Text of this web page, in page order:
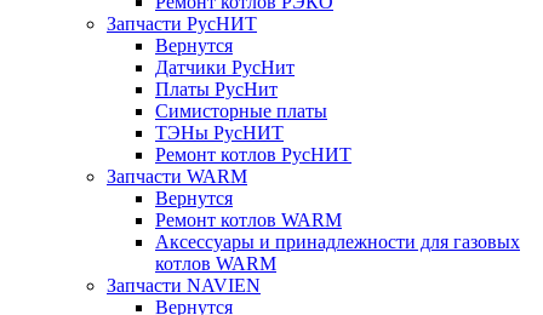
Запчасти РусНИТ
Вернутся
Датчики РусНит
Платы РусНит
Симисторные платы
ТЭНы РусНИТ
Ремонт котлов РусНИТ
Запчасти WARM
Вернутся
Ремонт котлов WARM
Аксессуары и принадлежности для газовых
котлов WARM
Запчасти NAVIEN
Вернутся